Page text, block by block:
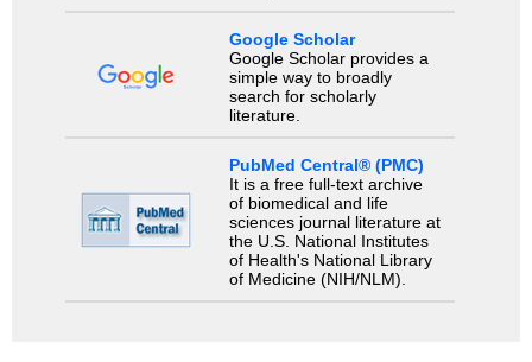
Google Scholar
Google Scholar provides a
simple way to broadly
search for scholarly
literature.
PubMed Central® (PMC)
It is a free full-text archive
of biomedical and life
sciences journal literature at
the U.S. National Institutes
of Health's National Library
of Medicine (NIH/NLM).